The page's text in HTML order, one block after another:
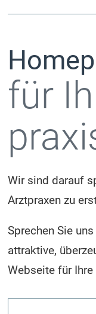
für
Wir sind darauf
Arztpraxen zu
Sprechen Sie
attraktive,
Webseite für